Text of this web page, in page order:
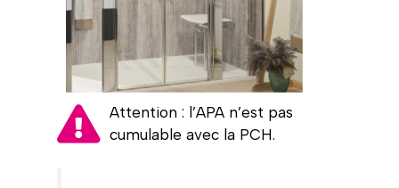
Attention : l’APA n’est pas
cumulable avec la PCH.